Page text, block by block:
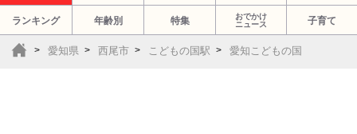
ランキング 年齢別 特集
おでかけ
ニュース
子育て
愛知県 西尾市 こどもの国駅 愛知こどもの国